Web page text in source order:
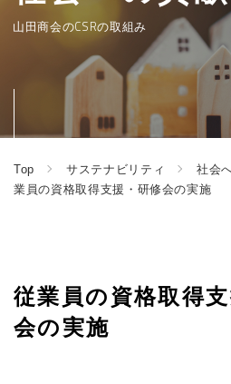
山田商会のCSRの取組み
Top サステナビリティ 社会
業員の資格取得支援・研修会の実施
従業員の資格取得
会の実施